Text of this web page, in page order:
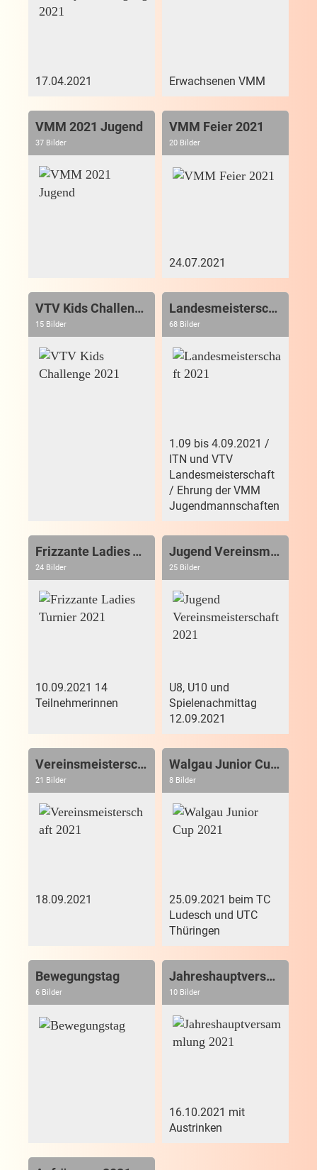
17.04.2021 Erwachsenen VMM
VMM 2021 Jugend
37 Bilder
VMM Feier 2021
20 Bilder
24.07.2021
VTV Kids Challenge 2021
15 Bilder
Landesmeisterschaft 2021
68 Bilder
1.09 bis 4.09.2021 /
ITN und VTV
Landesmeisterschaft
/ Ehrung der VMM
Jugendmannschaften
Frizzante Ladies Turnier 2021
24 Bilder
10.09.2021 14
Teilnehmerinnen
Jugend Vereinsmeisterschaft 2021
25 Bilder
U8, U10 und
Spielenachmittag
12.09.2021
Vereinsmeisterschaft 2021
21 Bilder
18.09.2021
Walgau Junior Cup 2021
8 Bilder
25.09.2021 beim TC
Ludesch und UTC
Thüringen
Bewegungstag
6 Bilder
Jahreshauptversammlung 2021
10 Bilder
16.10.2021 mit
Austrinken